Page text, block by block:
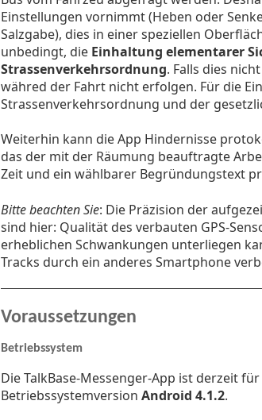
Einstellungen vornimmt (Heben oder
Salzgabe), dies in einer speziellen
unbedingt, die Einhaltung elementarer
Strassenverkehrsordnung. Falls dies
währed der Fahrt nicht erfolgen. Für die
Strassenverkehrsordnung und der
Weiterhin kann die App Hindernisse
das der mit der Räumung beauftragte
Zeit und ein wählbarer Begründungstext
Bitte beachten Sie: Die Präzision der
sind hier: Qualität des verbauten GPS-
erheblichen Schwankungen unterliegen
Tracks durch ein anderes Smartphone
Voraussetzungen
Betriebssystem
Die TalkBase-Messenger-App ist derzeit
Betriebssystemversion Android 4.1.2.